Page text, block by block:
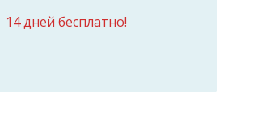
14 дней бесплатно!